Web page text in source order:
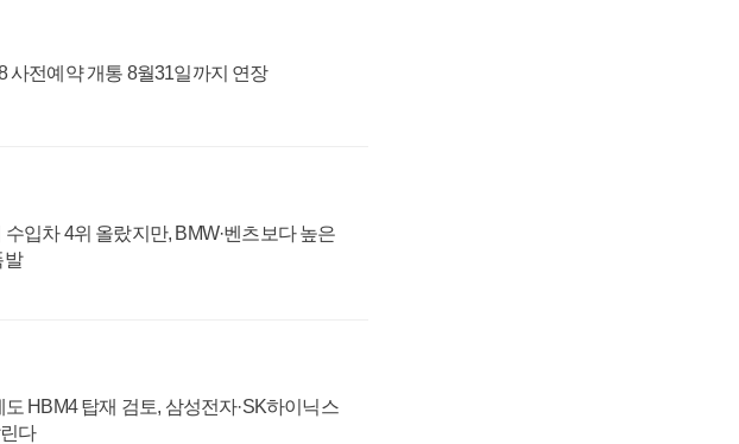
사전예약 개통 8월31일까지 연장
입차 4위 올랐지만, BMW·벤츠보다 높은
발
HBM4 탑재 검토, 삼성전자·SK하이닉스
다